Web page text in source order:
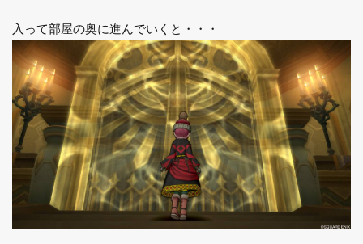
入って部屋の奥に進んでいくと・・・